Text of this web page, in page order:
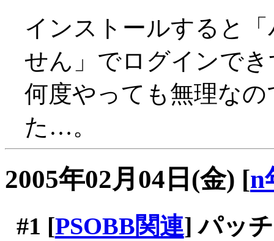
インストールすると
せん」でログインでき
何度やっても無理な
た…。
2005年02月04日(金) [n
#1 [PSOBB関連] パッ